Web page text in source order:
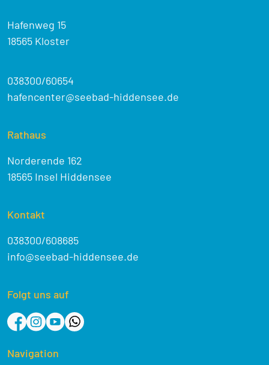
Hafenweg 15
18565 Kloster
038300/60654
hafencenter@seebad-hiddensee.de
Rathaus
Norderende 162
18565 Insel Hiddensee
Kontakt
038300/608685
info@seebad-hiddensee.de
Folgt uns auf
Navigation